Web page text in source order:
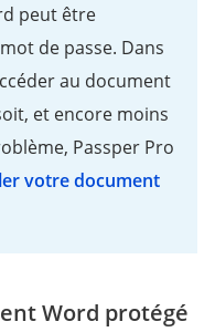
peut être
de passe. Dans
au document
et encore moins
Passper Pro
votre document
Word protégé